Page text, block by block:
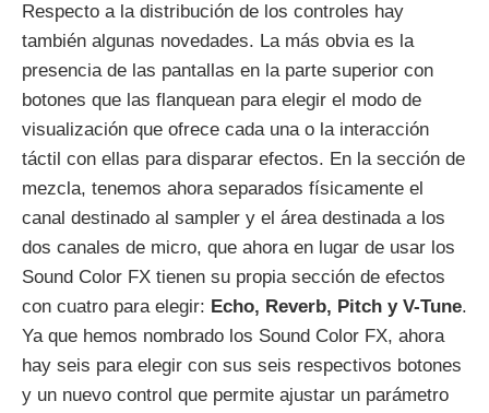
Respecto a la distribución de los controles hay
también algunas novedades. La más obvia es la
presencia de las pantallas en la parte superior con
botones que las flanquean para elegir el modo de
visualización que ofrece cada una o la interacción
táctil con ellas para disparar efectos. En la sección de
mezcla, tenemos ahora separados físicamente el
canal destinado al sampler y el área destinada a los
dos canales de micro, que ahora en lugar de usar los
Sound Color FX tienen su propia sección de efectos
con cuatro para elegir: Echo, Reverb, Pitch y V-Tune.
Ya que hemos nombrado los Sound Color FX, ahora
hay seis para elegir con sus seis respectivos botones
y un nuevo control que permite ajustar un parámetro